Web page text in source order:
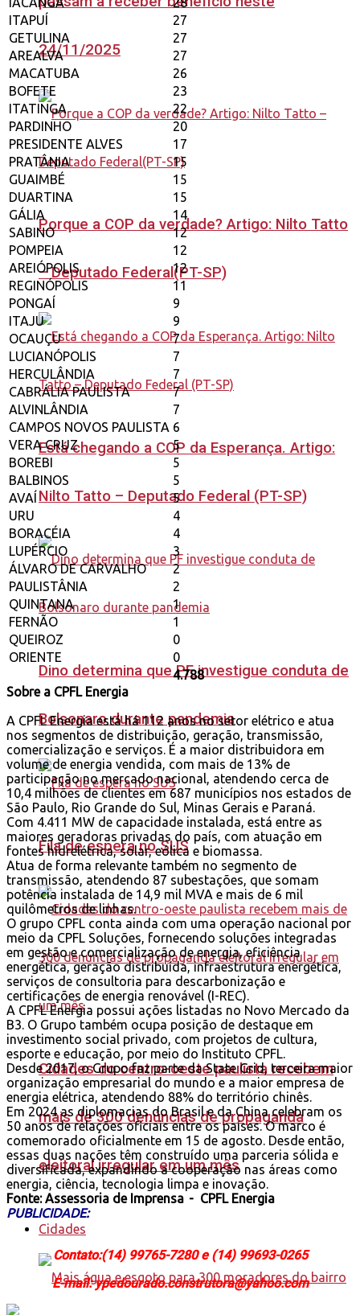
24/11/2025
Porque a COP da verdade? Artigo: Nilto Tatto
– Deputado Federal(PT-SP)
Está chegando a COP da Esperança. Artigo:
Nilto Tatto – Deputado Federal (PT-SP)
Dino determina que PF investigue conduta de
Bolsonaro durante pandemia
Fila de espera no SUS
Cidades do centro-oeste paulista recebem
mais de 300 denúncias de propaganda
eleitoral irregular em um mês
Cidades
ITAPUÍ
27
GETULINA
27
AREALVA
27
MACATUBA
26
BOFETE
23
ITATINGA
22
PARDINHO
20
PRESIDENTE ALVES
17
PRATÂNIA
15
GUAIMBÉ
15
DUARTINA
15
GÁLIA
14
SABINO
12
POMPEIA
12
AREIÓPOLIS
12
REGINÓPOLIS
11
PONGAÍ
9
ITAJU
9
OCAUÇU
7
LUCIANÓPOLIS
7
HERCULÂNDIA
7
CABRÁLIA PAULISTA
7
ALVINLÂNDIA
7
CAMPOS NOVOS PAULISTA 6
VERA CRUZ
5
BOREBI
5
BALBINOS
5
AVAÍ
5
URU
4
BORACÉIA
4
LUPÉRCIO
3
ÁLVARO DE CARVALHO
2
PAULISTÂNIA
2
QUINTANA
1
FERNÃO
1
QUEIROZ
0
ORIENTE
0
4.788
Sobre a CPFL Energia
A CPFL Energia está há 112 anos no setor elétrico e atua
nos segmentos de distribuição, geração, transmissão,
comercialização e serviços. É a maior distribuidora em
volume de energia vendida, com mais de 13% de
participação no mercado nacional, atendendo cerca de
10,4 milhões de clientes em 687 municípios nos estados de
São Paulo, Rio Grande do Sul, Minas Gerais e Paraná.
Com 4.411 MW de capacidade instalada, está entre as
maiores geradoras privadas do país, com atuação em
fontes hidrelétrica, solar, eólica e biomassa.
Atua de forma relevante também no segmento de
transmissão, atendendo 87 subestações, que somam
potência instalada de 14,9 mil MVA e mais de 6 mil
quilômetros de linhas.
O grupo CPFL conta ainda com uma operação nacional por
meio da CPFL Soluções, fornecendo soluções integradas
em gestão e comercialização de energia, eficiência
energética, geração distribuída, infraestrutura energética,
serviços de consultoria para descarbonização e
certificações de energia renovável (I-REC).
A CPFL Energia possui ações listadas no Novo Mercado da
B3. O Grupo também ocupa posição de destaque em
investimento social privado, com projetos de cultura,
esporte e educação, por meio do Instituto CPFL.
Desde 2017, o Grupo faz parte da State Grid, terceira maior
organização empresarial do mundo e a maior empresa de
energia elétrica, atendendo 88% do território chinês.
Em 2024 as diplomacias do Brasil e da China celebram os
50 anos de relações oficiais entre os países. O marco é
comemorado oficialmente em 15 de agosto. Desde então,
essas duas nações têm construído uma parceria sólida e
diversificada, expandindo a cooperação nas áreas como
energia, ciência, tecnologia limpa e inovação.
Fonte: Assessoria de Imprensa - CPFL Energia
PUBLICIDADE:
Contato:(14) 99765-7280 e (14) 99693-0265
E-mail: ypedourado.construtora@yahoo.com